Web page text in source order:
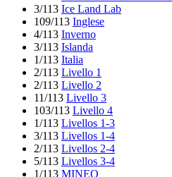
3/113 Ice Land Lab
109/113 Inglese
4/113 Inverno
3/113 Islanda
1/113 Italia
2/113 Livello 1
2/113 Livello 2
11/113 Livello 3
103/113 Livello 4
1/113 Livellos 1-3
3/113 Livellos 1-4
2/113 Livellos 2-4
5/113 Livellos 3-4
1/113 MINEO